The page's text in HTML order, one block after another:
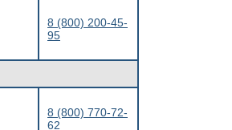
8 (800) 200-45-
95
8 (800) 770-72-
62